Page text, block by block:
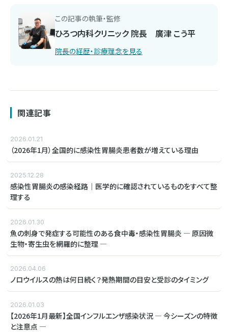
この記事の執筆・監修
ひろつ内科クリニック 院長 廣津 こう平
院長の経歴・診療理念を見る
関連記事
2026.01.21
（2026年1月）全国的に感染性胃腸炎患者数が増えている理由
2025.12.28
感染性胃腸炎の感染経路｜医学的に確認されているものをすべて整
理する
2026.01.30
魚の刺身で発症する可能性のある食中毒・感染性胃腸炎 ― 原因微
生物・寄生虫を網羅的に整理 ―
2026.04.06
ノロウイルスの熱は何日続く？発熱期間の目安と受診のタイミング
2026.01.03
【2026年1月最新】全国インフルエンザ感染状況 ― 今シーズンの特徴
と注意点 ―